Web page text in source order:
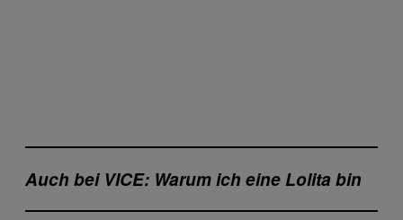
Auch bei VICE: Warum ich eine Lolita bin